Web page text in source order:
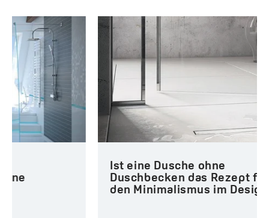
Ist eine Dusche ohne
Duschbecken das Rezept für
den Minimalismus im Design?